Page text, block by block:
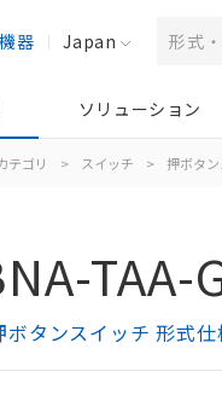
器 Japan
ソリューション
テゴリ > スイッチ > 押ボタ
TAA-
タンスイッチ 形式仕